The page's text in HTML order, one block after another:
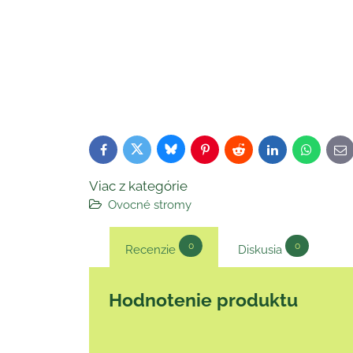
FacebookTwitterBlueskyPinterestReddit LinkedIn
E-
Viac z kategórie
Ovocné stromy
Recenzie 0 Diskusia 0
Hodnotenie produktu